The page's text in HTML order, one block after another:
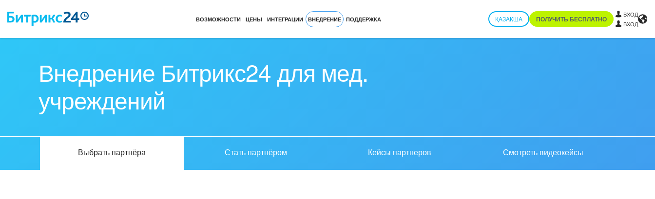
ВОЗМОЖНОСТИ ЦЕНЫ ИНТЕГРАЦИИ ВНЕДРЕНИЕ ПОДДЕРЖКА ҚАЗАҚША ПОЛУЧИТЬ БЕСПЛАТНО
ВХОД
ВХОД
Внедрение Битрикс24 для мед.
учреждений
Выбрать партнёра Стать партнёром Кейсы партнеров Смотреть видеокейсы